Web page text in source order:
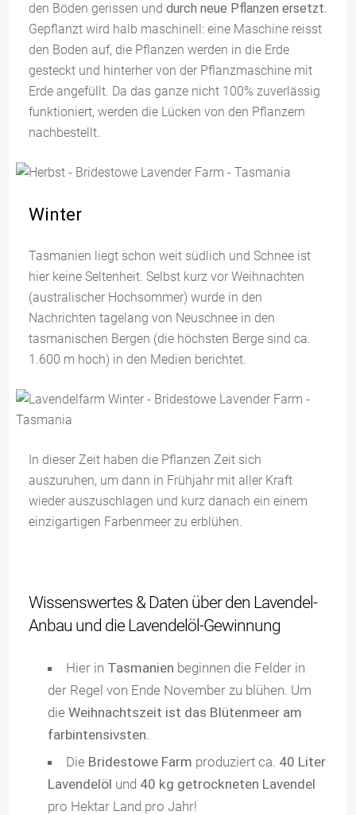
den Böden gerissen und durch neue Pflanzen ersetzt.
Gepflanzt wird halb maschinell: eine Maschine reisst
den Boden auf, die Pflanzen werden in die Erde
gesteckt und hinterher von der Pflanzmaschine mit
Erde angefüllt. Da das ganze nicht 100% zuverlässig
funktioniert, werden die Lücken von den Pflanzern
nachbestellt.
Winter
Tasmanien liegt schon weit südlich und Schnee ist
hier keine Seltenheit. Selbst kurz vor Weihnachten
(australischer Hochsommer) wurde in den
Nachrichten tagelang von Neuschnee in den
tasmanischen Bergen (die höchsten Berge sind ca.
1.600 m hoch) in den Medien berichtet.
In dieser Zeit haben die Pflanzen Zeit sich
auszuruhen, um dann in Frühjahr mit aller Kraft
wieder auszuschlagen und kurz danach ein einem
einzigartigen Farbenmeer zu erblühen.
Wissenswertes & Daten über den Lavendel-
Anbau und die Lavendelöl-Gewinnung
Hier in Tasmanien beginnen die Felder in
der Regel von Ende November zu blühen. Um
die Weihnachtszeit ist das Blütenmeer am
farbintensivsten.
Die Bridestowe Farm produziert ca. 40 Liter
Lavendelöl und 40 kg getrockneten Lavendel
pro Hektar Land pro Jahr!